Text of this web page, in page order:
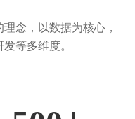
念，以数据为核心，
等多维度。